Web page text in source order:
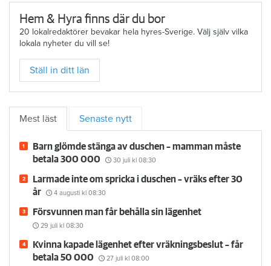
Hem & Hyra finns där du bor
20 lokalredaktörer bevakar hela hyres-Sverige. Välj själv vilka
lokala nyheter du vill se!
Ställ in ditt län
Mest läst Senaste nytt
Barn glömde stänga av duschen – mamman måste
betala 300 000
30 juli kl 08:30
Larmade inte om spricka i duschen – vräks efter 30
år
4 augusti kl 08:30
Försvunnen man får behålla sin lägenhet
29 juli kl 08:30
Kvinna kapade lägenhet efter vräkningsbeslut – får
betala 50 000
27 juli kl 08:00